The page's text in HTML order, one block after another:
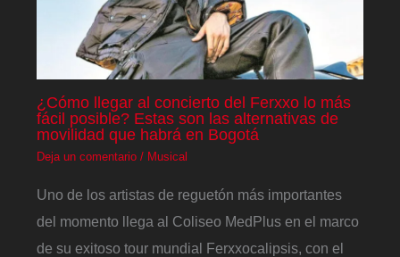
¿Cómo llegar al concierto del Ferxxo lo más
fácil posible? Estas son las alternativas de
movilidad que habrá en Bogotá
Deja un comentario / Musical
Uno de los artistas de reguetón más importantes
del momento llega al Coliseo MedPlus en el marco
de su exitoso tour mundial Ferxxocalipsis, con el